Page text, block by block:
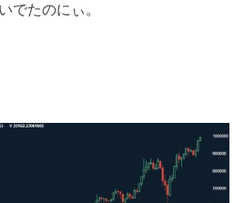
でたのにぃ。